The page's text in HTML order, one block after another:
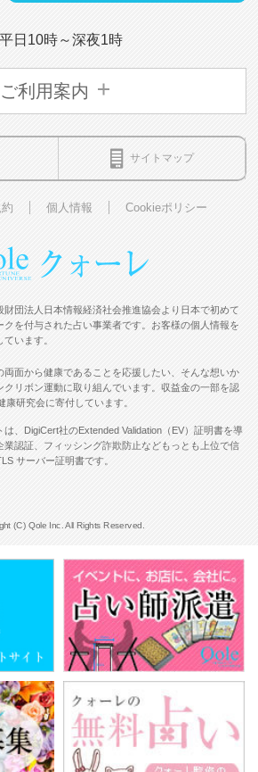
日10時～深夜1時
ご利用案内
サイトマップ
個人情報 Cookieポリシー
財団法人日本情報経済社会推進協会より日本で初めて
クを付与された占い事業者です。お客様の個人情報を
います。
両面から健康であることを応援したい、そんな想いか
クリボン運動に取り組んでいます。収益金の一部を認
康研究会に寄付しています。
は、DigiCert社のExtended Validation（EV）証明書を導
業認証、フィッシング詐欺防止などもっとも上位で信
サーバー証明書です。
(C) Qole Inc. All Rights Reserved.